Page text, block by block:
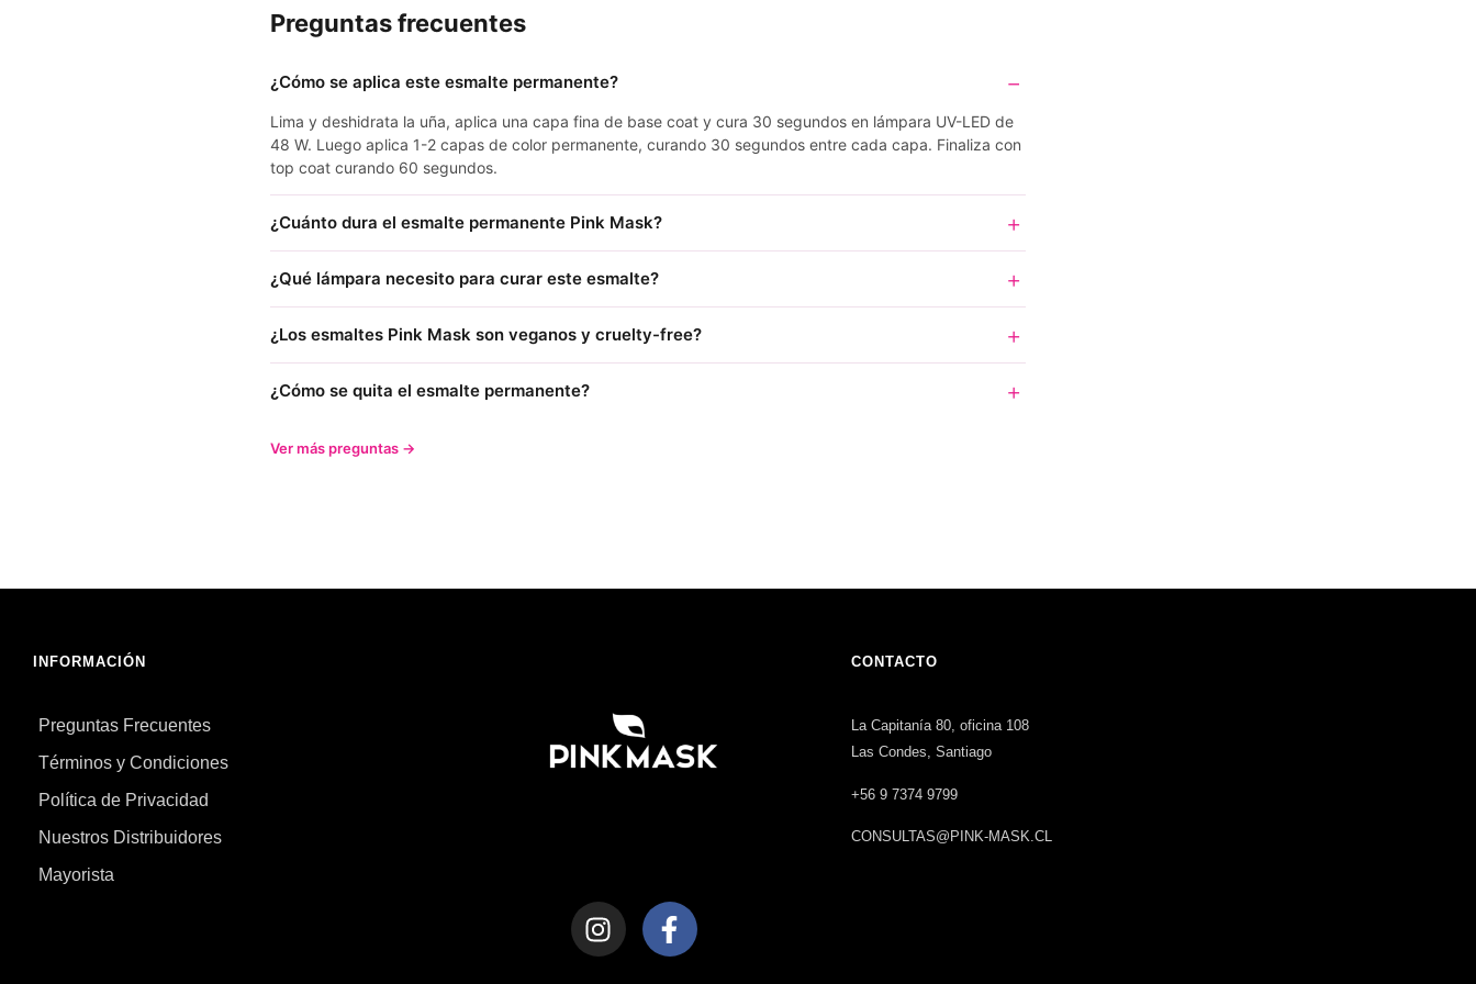
Preguntas frecuentes
¿Cómo se aplica este esmalte permanente?
Lima y deshidrata la uña, aplica una capa fina de base coat y cura 30 segundos en lámpara UV-LED de
48 W. Luego aplica 1-2 capas de color permanente, curando 30 segundos entre cada capa. Finaliza con
top coat curando 60 segundos.
¿Cuánto dura el esmalte permanente Pink Mask?
¿Qué lámpara necesito para curar este esmalte?
¿Los esmaltes Pink Mask son veganos y cruelty-free?
¿Cómo se quita el esmalte permanente?
Ver más preguntas →
INFORMACIÓN
Preguntas Frecuentes
Términos y Condiciones
Política de Privacidad
Nuestros Distribuidores
Mayorista
CONTACTO
La Capitanía 80, oficina 108
Las Condes, Santiago
+56 9 7374 9799
CONSULTAS@PINK-MASK.CL